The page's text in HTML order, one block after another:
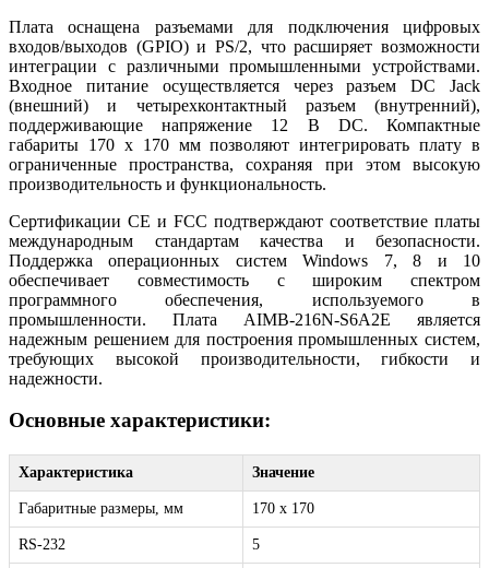
Плата оснащена разъемами для подключения цифровых
входов/выходов (GPIO) и PS/2, что расширяет возможности
интеграции с различными промышленными устройствами.
Входное питание осуществляется через разъем DC Jack
(внешний) и четырехконтактный разъем (внутренний),
поддерживающие напряжение 12 В DC. Компактные
габариты 170 x 170 мм позволяют интегрировать плату в
ограниченные пространства, сохраняя при этом высокую
производительность и функциональность.
Сертификации CE и FCC подтверждают соответствие платы
международным стандартам качества и безопасности.
Поддержка операционных систем Windows 7, 8 и 10
обеспечивает совместимость с широким спектром
программного обеспечения, используемого в
промышленности. Плата AIMB-216N-S6A2E является
надежным решением для построения промышленных систем,
требующих высокой производительности, гибкости и
надежности.
Основные характеристики:
Характеристика Значение
Габаритные размеры, мм 170 x 170
RS-232 5